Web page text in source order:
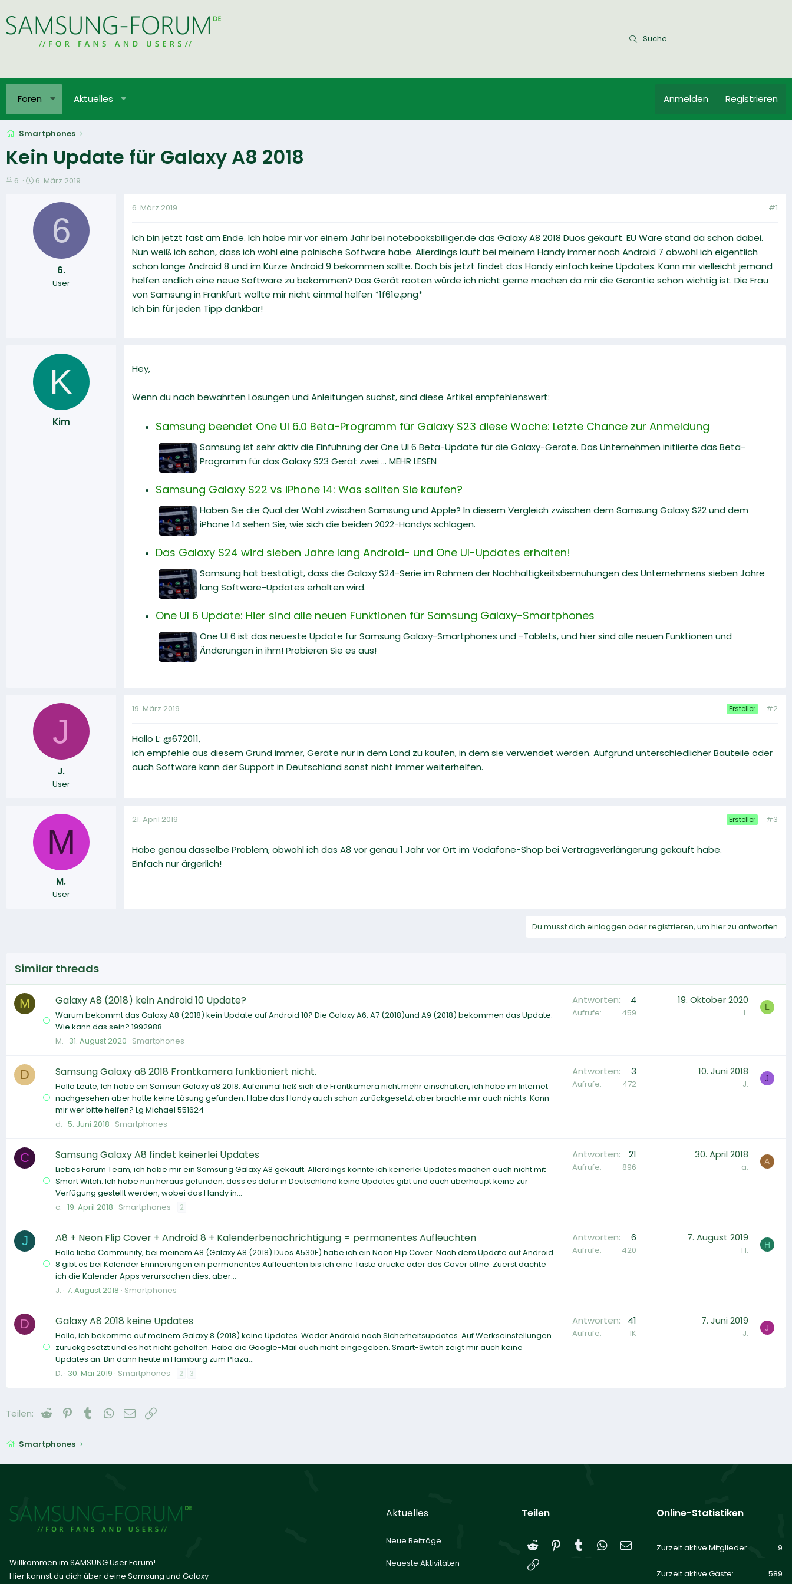
Foren Aktuelles Anmelden Registrieren
Smartphones
Kein Update für Galaxy A8 2018
E
6.
E
t
l
6. März 2019
6
6.
User
6. März 2019 #1
Ich bin jetzt fast am Ende. Ich habe mir vor einem Jahr bei notebooksbilliger.de das Galaxy A8 2018 Duos gekauft. EU Ware stand da schon dabei.
Nun weiß ich schon, dass ich wohl eine polnische Software habe. Allerdings läuft bei meinem Handy immer noch Android 7 obwohl ich eigentlich
schon lange Android 8 und im Kürze Android 9 bekommen sollte. Doch bis jetzt findet das Handy einfach keine Updates. Kann mir vielleicht jemand
helfen endlich eine neue Software zu bekommen? Das Gerät rooten würde ich nicht gerne machen da mir die Garantie schon wichtig ist. Die Frau
von Samsung in Frankfurt wollte mir nicht einmal helfen *1f61e.png*
Ich bin für jeden Tipp dankbar!
K
Kim
Hey,
Wenn du nach bewährten Lösungen und Anleitungen suchst, sind diese Artikel empfehlenswert:
Samsung beendet One UI 6.0 Beta-Programm für Galaxy S23 diese Woche: Letzte Chance zur Anmeldung
Samsung ist sehr aktiv die Einführung der One UI 6 Beta-Update für die Galaxy-Geräte. Das Unternehmen initiierte das Beta-
Programm für das Galaxy S23 Gerät zwei ... MEHR LESEN
Samsung Galaxy S22 vs iPhone 14: Was sollten Sie kaufen?
Haben Sie die Qual der Wahl zwischen Samsung und Apple? In diesem Vergleich zwischen dem Samsung Galaxy S22 und dem
iPhone 14 sehen Sie, wie sich die beiden 2022-Handys schlagen.
Das Galaxy S24 wird sieben Jahre lang Android- und One UI-Updates erhalten!
Samsung hat bestätigt, dass die Galaxy S24-Serie im Rahmen der Nachhaltigkeitsbemühungen des Unternehmens sieben Jahre
lang Software-Updates erhalten wird.
One UI 6 Update: Hier sind alle neuen Funktionen für Samsung Galaxy-Smartphones
One UI 6 ist das neueste Update für Samsung Galaxy-Smartphones und -Tablets, und hier sind alle neuen Funktionen und
Änderungen in ihm! Probieren Sie es aus!
J
J.
User
19. März 2019 Ersteller #2
Hallo L: @672011,
ich empfehle aus diesem Grund immer, Geräte nur in dem Land zu kaufen, in dem sie verwendet werden. Aufgrund unterschiedlicher Bauteile oder
auch Software kann der Support in Deutschland sonst nicht immer weiterhelfen.
M
M.
User
21. April 2019 Ersteller #3
Habe genau dasselbe Problem, obwohl ich das A8 vor genau 1 Jahr vor Ort im Vodafone-Shop bei Vertragsverlängerung gekauft habe.
Einfach nur ärgerlich!
Du musst dich einloggen oder registrieren, um hier zu antworten.
Similar threads
M Galaxy A8 (2018) kein Android 10 Update?
Warum bekommt das Galaxy A8 (2018) kein Update auf Android 10? Die Galaxy A6, A7 (2018)und A9 (2018) bekommen das Update.
Wie kann das sein? 1992988
M. 31. August 2020 Smartphones
Antworten 4
Aufrufe 459
19. Oktober 2020
L. L
D Samsung Galaxy a8 2018 Frontkamera funktioniert nicht.
Hallo Leute, Ich habe ein Samsun Galaxy a8 2018. Aufeinmal ließ sich die Frontkamera nicht mehr einschalten, ich habe im Internet
nachgesehen aber hatte keine Lösung gefunden. Habe das Handy auch schon zurückgesetzt aber brachte mir auch nichts. Kann
mir wer bitte helfen? Lg Michael 551624
d. 5. Juni 2018 Smartphones
Antworten 3
Aufrufe 472
10. Juni 2018
J. J
C Samsung Galaxy A8 findet keinerlei Updates
Liebes Forum Team, ich habe mir ein Samsung Galaxy A8 gekauft. Allerdings konnte ich keinerlei Updates machen auch nicht mit
Smart Witch. Ich habe nun heraus gefunden, dass es dafür in Deutschland keine Updates gibt und auch überhaupt keine zur
Verfügung gestellt werden, wobei das Handy in...
c. 19. April 2018 Smartphones 2
Antworten 21
Aufrufe 896
30. April 2018
a. A
J A8 + Neon Flip Cover + Android 8 + Kalenderbenachrichtigung = permanentes Aufleuchten
Hallo liebe Community, bei meinem A8 (Galaxy A8 (2018) Duos A530F) habe ich ein Neon Flip Cover. Nach dem Update auf Android
8 gibt es bei Kalender Erinnerungen ein permanentes Aufleuchten bis ich eine Taste drücke oder das Cover öffne. Zuerst dachte
ich die Kalender Apps verursachen dies, aber...
J. 7. August 2018 Smartphones
Antworten 6
Aufrufe 420
7. August 2019
H. H
D Galaxy A8 2018 keine Updates
Hallo, ich bekomme auf meinem Galaxy 8 (2018) keine Updates. Weder Android noch Sicherheitsupdates. Auf Werkseinstellungen
zurückgesetzt und es hat nicht geholfen. Habe die Google-Mail auch nicht eingegeben. Smart-Switch zeigt mir auch keine
Updates an. Bin dann heute in Hamburg zum Plaza...
D. 30. Mai 2019 Smartphones 2 3
Antworten 41
Aufrufe 1K
7. Juni 2019
J. J
Teilen: Reddit PinterestTumblrWhatsApp
E-Mail
Smartphones
Willkommen im SAMSUNG User Forum!
Hier kannst du dich über deine Samsung und Galaxy
Aktuelles
Neue Beiträge
Neueste Aktivitäten
Teilen
Reddit Pinterest
Tumblr WhatsApp
E-Mail
Online-Statistiken
Zurzeit aktive Mitglieder 9
Zurzeit aktive Gäste 589